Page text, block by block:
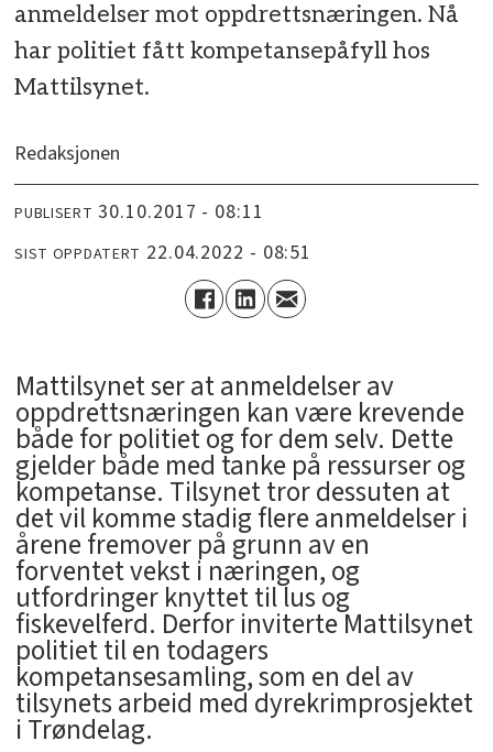
anmeldelser mot oppdrettsnæringen. Nå
har politiet fått kompetansepåfyll hos
Mattilsynet.
Redaksjonen
PUBLISERT 30.10.2017 - 08:11
SIST OPPDATERT 22.04.2022 - 08:51
Mattilsynet ser at anmeldelser av
oppdrettsnæringen kan være krevende
både for politiet og for dem selv. Dette
gjelder både med tanke på ressurser og
kompetanse. Tilsynet tror dessuten at
det vil komme stadig flere anmeldelser i
årene fremover på grunn av en
forventet vekst i næringen, og
utfordringer knyttet til lus og
fiskevelferd. Derfor inviterte Mattilsynet
politiet til en todagers
kompetansesamling, som en del av
tilsynets arbeid med dyrekrimprosjektet
i Trøndelag.